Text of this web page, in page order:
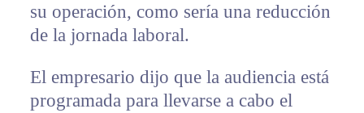
su operación, como sería una reducción
de la jornada laboral.
El empresario dijo que la audiencia está
programada para llevarse a cabo el